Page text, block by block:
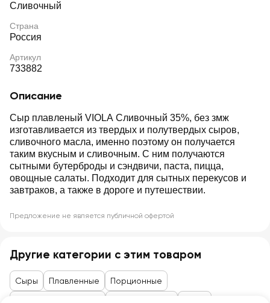
Сливочный
Страна
Россия
Артикул
733882
Описание
Сыр плавленый VIOLA Сливочный 35%, без змж
изготавливается из твердых и полутвердых сыров,
сливочного масла, именно поэтому он получается
таким вкусным и сливочным. С ним получаются
сытными бутерброды и сэндвичи, паста, пицца,
овощные салаты. Подходит для сытных перекусов и
завтраков, а также в дороге и путешествии.
Предложение не является публичной офертой
Другие категории с этим товаром
Сыры Плавленные Порционные